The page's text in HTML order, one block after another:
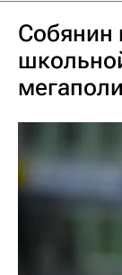
Собянин